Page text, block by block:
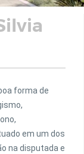
forma de
em um dos
na disputada e